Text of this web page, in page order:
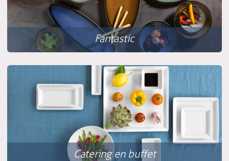
Fantastic
Catering en buffet